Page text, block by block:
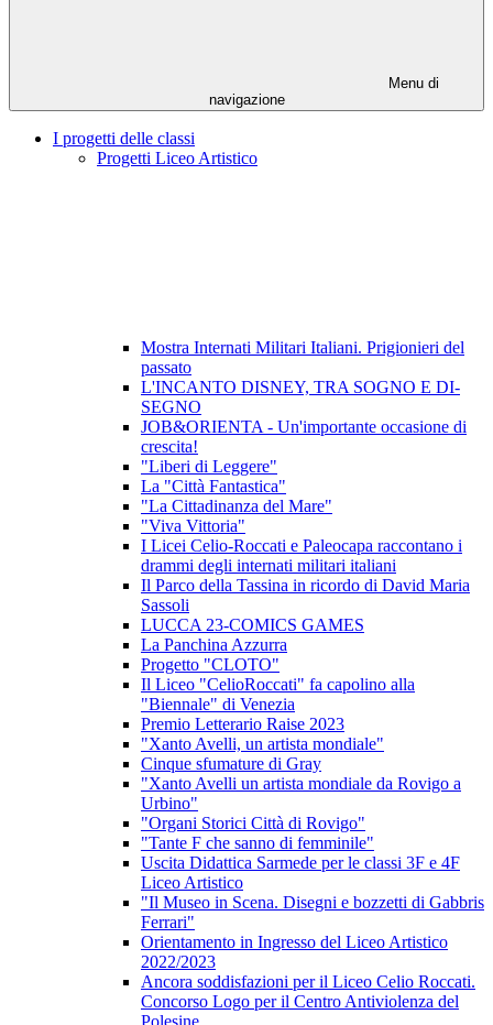
Menu di
navigazione
I progetti delle classi
Progetti Liceo Artistico
Mostra Internati Militari Italiani. Prigionieri del
passato
L'INCANTO DISNEY, TRA SOGNO E DI-
SEGNO
JOB&ORIENTA - Un'importante occasione di
crescita!
"Liberi di Leggere"
La "Città Fantastica"
"La Cittadinanza del Mare"
"Viva Vittoria"
I Licei Celio-Roccati e Paleocapa raccontano i
drammi degli internati militari italiani
Il Parco della Tassina in ricordo di David Maria
Sassoli
LUCCA 23-COMICS GAMES
La Panchina Azzurra
Progetto "CLOTO"
Il Liceo "CelioRoccati" fa capolino alla
"Biennale" di Venezia
Premio Letterario Raise 2023
"Xanto Avelli, un artista mondiale"
Cinque sfumature di Gray
"Xanto Avelli un artista mondiale da Rovigo a
Urbino"
"Organi Storici Città di Rovigo"
"Tante F che sanno di femminile"
Uscita Didattica Sarmede per le classi 3F e 4F
Liceo Artistico
"Il Museo in Scena. Disegni e bozzetti di Gabbris
Ferrari"
Orientamento in Ingresso del Liceo Artistico
2022/2023
Ancora soddisfazioni per il Liceo Celio Roccati.
Concorso Logo per il Centro Antiviolenza del